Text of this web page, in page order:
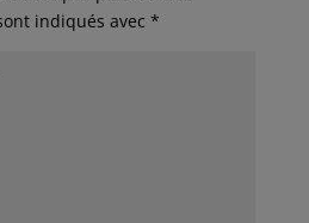
indiqués avec *